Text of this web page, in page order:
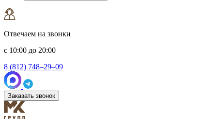
Отвечаем на звонки
с 10:00 до 20:00
8 (812) 748–29–09
Заказать звонок